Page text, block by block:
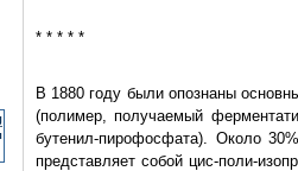
* * * * *
В 1880 году были опознаны
(полимер, получаемый
бутенил-пирофосфата). Около
представляет собой цис-поли-